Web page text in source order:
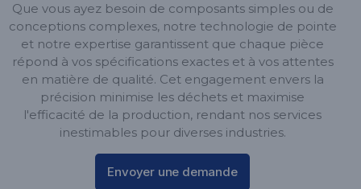
Que vous ayez besoin de composants simples ou de
conceptions complexes, notre technologie de pointe
et notre expertise garantissent que chaque pièce
répond à vos spécifications exactes et à vos attentes
en matière de qualité. Cet engagement envers la
précision minimise les déchets et maximise
l'efficacité de la production, rendant nos services
inestimables pour diverses industries.
Envoyer une demande